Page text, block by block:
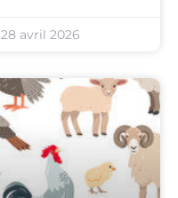
28 avril 2026